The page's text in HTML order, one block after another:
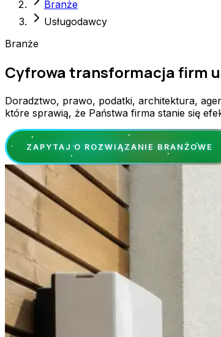
Branże
Usługodawcy
Branże
Cyfrowa transformacja firm
Doradztwo, prawo, podatki, architektura,
które sprawią, że Państwa firma stanie się
ZAPYTAJ O ROZWIĄZANIE BRANŻOWE